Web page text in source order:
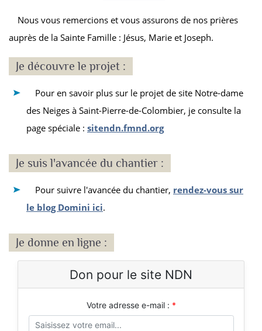
Nous vous remercions et vous assurons de nos prières
auprès de la Sainte Famille : Jésus, Marie et Joseph.
Je découvre le projet :
Pour en savoir plus sur le projet de site Notre-dame
des Neiges à Saint-Pierre-de-Colombier, je consulte la
page spéciale : sitendn.fmnd.org
Je suis l'avancée du chantier :
Pour suivre l'avancée du chantier, rendez-vous sur
le blog Domini ici.
Je donne en ligne :